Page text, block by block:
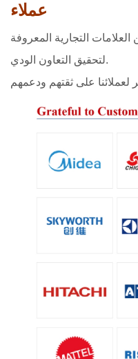
عملاء
التجارية المعروفة
لتحقيق التعاون الودي.